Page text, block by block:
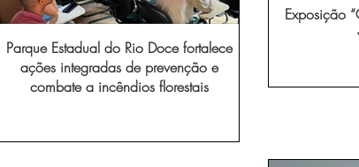
Parque Estadual do Rio Doce fortalece
ações integradas de prevenção e
combate a incêndios florestais
Exposição